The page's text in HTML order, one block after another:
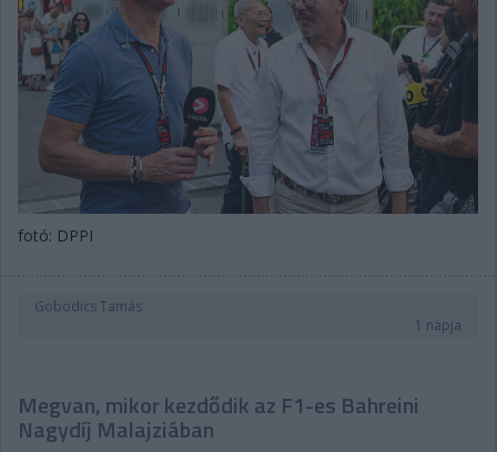
fotó: DPPI
Gobodics Tamás
1 napja
Megvan, mikor kezdődik az F1-es Bahreini
Nagydíj Malajziában